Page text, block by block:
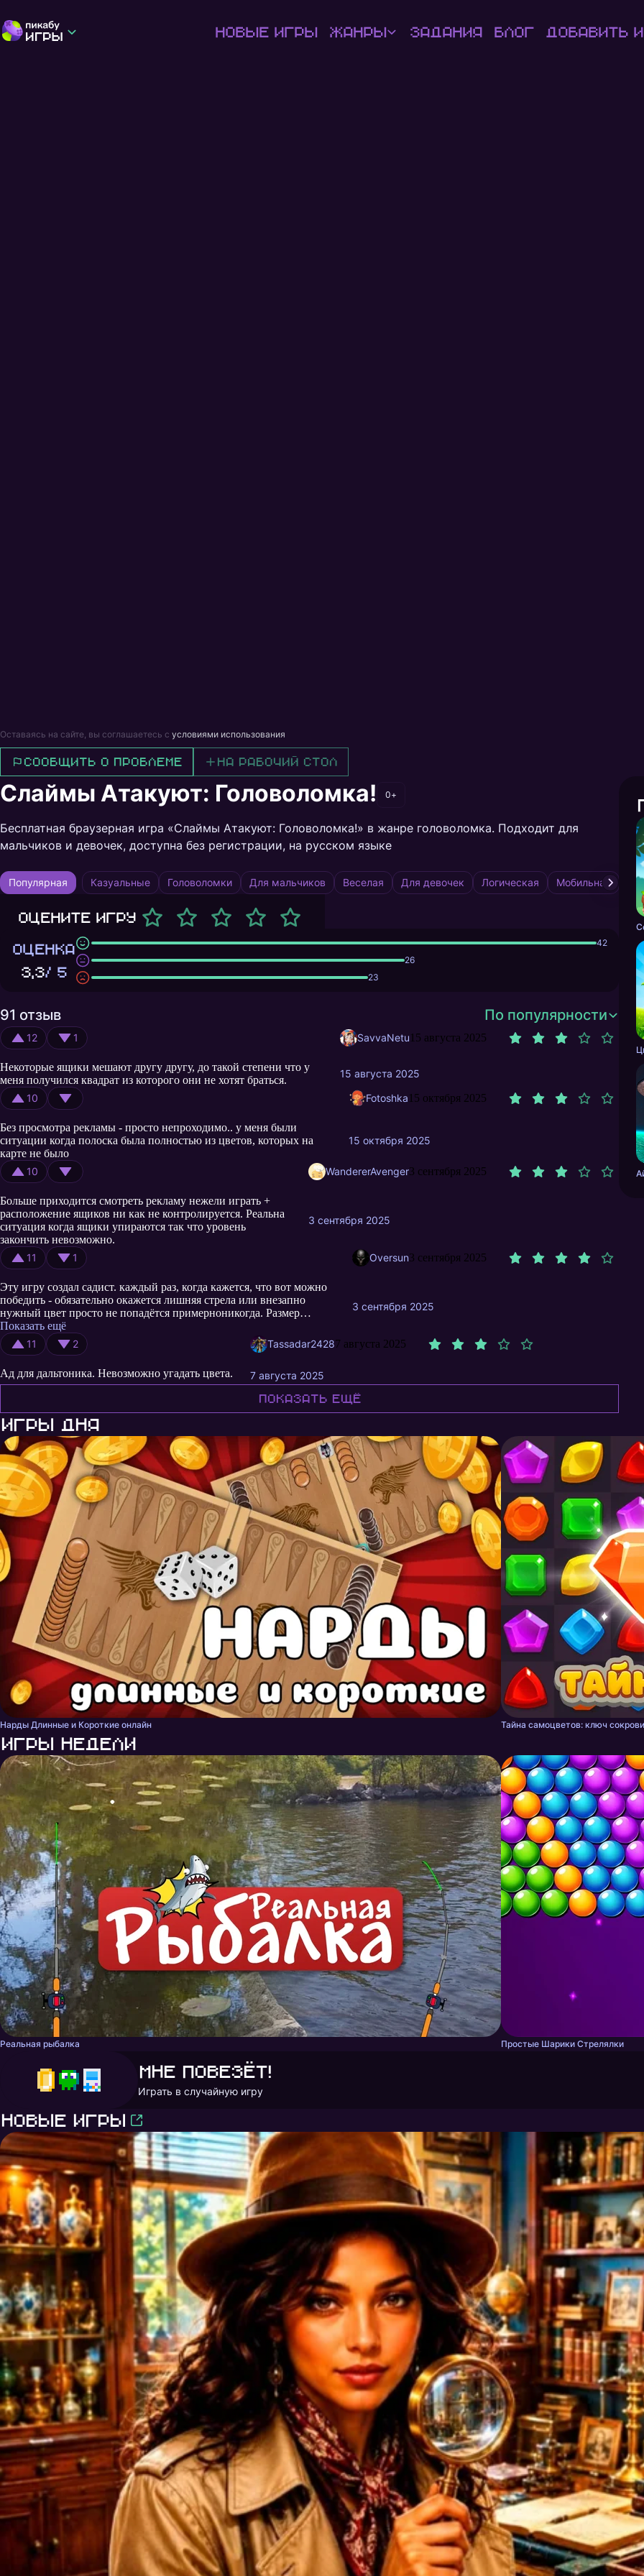
Новые игры Жанры Задания Блог Добавить
Оставаясь на сайте, вы соглашаетесь с условиями использования
Сообщить о проблеме На рабочий стол
Слаймы Атакуют: Головоломка! 0+
Бесплатная браузерная игра «Слаймы Атакуют: Головоломка!» в жанре головоломка. Подходит для
мальчиков и девочек, доступна без регистрации, на русском языке
Популярная Казуальные Головоломки Для мальчиков Веселая Для девочек Логическая Мобильная
Оцените игру
ОЦЕНКА
3,3/ 5
42
26
23
91 отзыв По популярности
12 1 SavvaNetu 15 августа 2025
Некоторые ящики мешают другу другу, до такой степени что у
меня получился квадрат из которого они не хотят браться.
15 августа 2025
10
Fotoshka 15 октября 2025
Без просмотра рекламы - просто непроходимо.. у меня были
ситуации когда полоска была полностью из цветов, которых на
карте не было
15 октября 2025
10 WandererAvenger3 сентября 2025
Больше приходится смотреть рекламу нежели играть +
расположение ящиков ни как не контролируется. Реальна
ситуация когда ящики упираются так что уровень
закончить невозможно.
3 сентября 2025
11 1 Oversun3 сентября 2025
Эту игру создал садист. каждый раз, когда кажется, что вот можно
победить - обязательно окажется лишняя стрела или внезапно
нужный цвет просто не попадётся примерноникогда. Размер
ящиков стоит сделать более очевидным, на 6 и 8 стрел сложно
отличить.
Показать ещё
3 сентября 2025
11 2 Tassadar24287 августа 2025
Ад для дальтоника. Невозможно угадать цвета. 7 августа 2025
Показать ещё
Игры дня
Нарды Длинные и Короткие онлайн Тайна самоцветов: ключ
Игры недели
Реальная рыбалка Простые Шарики Стрелялки
Мне повезёт!
Играть в случайную игру
Новые игры